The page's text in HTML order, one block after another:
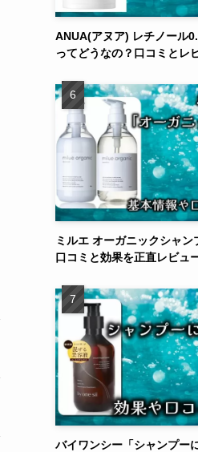
ANUA(アヌア) レチノール
ってどうなの？口コミとレ
ミルエ オーガニックシャン
口コミと効果を正直レビュ
バイワンシー「シャンプー